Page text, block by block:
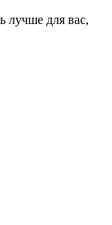
лучше для вас,